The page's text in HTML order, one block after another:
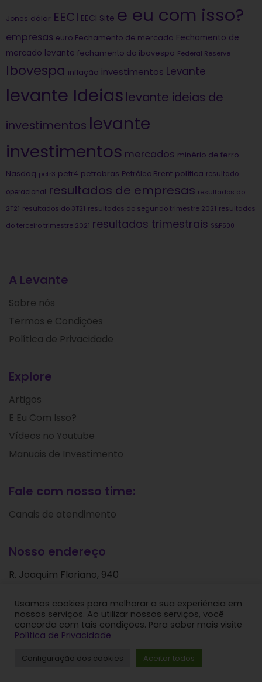
Jones dólar EECI EECI Site e eu com isso?
empresas euro Fechamento de mercado Fechamento de
mercado levante fechamento do ibovespa Federal Reserve
Ibovespa inflação investimentos Levante
levante Ideias levante ideias de
investimentos levante
investimentos mercados minério de ferro
Nasdaq petr3 petr4 petrobras Petróleo Brent política resultado
operacional resultados de empresas resultados do
2T21 resultados do 3T21 resultados do segundo trimestre 2021 resultados
do terceiro trimestre 2021 resultados trimestrais S&P500
A Levante
Sobre nós
Termos e Condições
Política de Privacidade
Explore
Artigos
E Eu Com Isso?
Vídeos no Youtube
Manuais de Investimento
Fale com nosso time:
Canais de atendimento
Nosso endereço
R. Joaquim Floriano, 940
São Paulo - SP
CEP: 04534-004
Levante Ideias de Investimentos © 2024. Todos os
direitos reservados.
Usamos cookies para melhorar a sua experiência em
nossos serviços. Ao utilizar nossos serviços, você
concorda com tais condições. Para saber mais visite
Política de Privacidade
Configuração dos cookies Aceitar todos